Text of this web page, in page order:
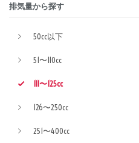
排気量から探す
50cc以下
51〜110cc
111〜125cc
126〜250cc
251〜400cc